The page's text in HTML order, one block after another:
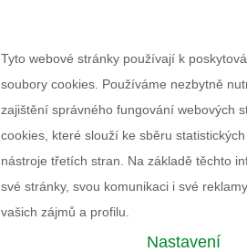
Tyto webové stránky používají k
soubory cookies. Používáme nezbytně
zajištění správného fungování webových
cookies, které slouží ke sběru
nástroje třetích stran. Na základě těchto
své stránky, svou komunikaci i své
vašich zájmů a profilu.
Nastavení